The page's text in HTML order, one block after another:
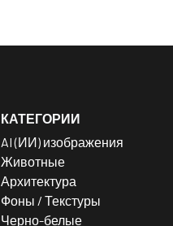
КАТЕГОРИИ
AI (ИИ) изображения
Животные
Архитектура
Фоны / Текстуры
Черно-белые